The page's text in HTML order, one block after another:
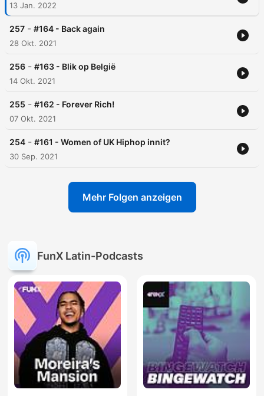
13 Jan. 2022
257 - #164 - Back again
28 Okt. 2021
256 - #163 - Blik op België
14 Okt. 2021
255 - #162 - Forever Rich!
07 Okt. 2021
254 - #161 - Women of UK Hiphop innit?
30 Sep. 2021
Mehr Folgen anzeigen
FunX Latin-Podcasts